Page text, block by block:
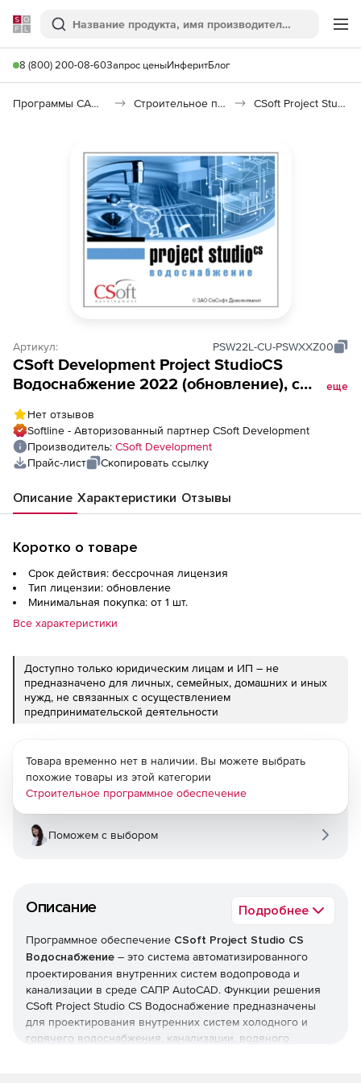
Softline
Поиск
8 (800) 200-08-60Запрос ценыИнферитБлог
Программы САПР и ГИС Строительное программное обеспечение CSoft Project Studio CS Водоснабжение
Артикул: PSW22L-CU-PSWXXZ00
CSoft Development Project StudioCS
Водоснабжение 2022 (обновление), с
локальная лицензия
еще
Нет отзывов
Softline - Авторизованный партнер CSoft Development
Производитель: CSoft Development
Прайс-лист
Скопировать ссылку
Описание Характеристики Отзывы
Коротко о товаре
Срок действия: бессрочная лицензия
Тип лицензии: обновление
Минимальная покупка: от 1 шт.
Все характеристики
Доступно только юридическим лицам и ИП – не
предназначено для личных, семейных, домашних и иных
нужд, не связанных с осуществлением
предпринимательской деятельности
Описание Подробнее
Программное обеспечение CSoft Project Studio CS
Водоснабжение – это система автоматизированного
проектирования внутренних систем водопровода и
канализации в среде САПР AutoCAD. Функции решения
CSoft Project Studio CS Водоснабжение предназначены
для проектирования внутренних систем холодного и
горячего водоснабжения, канализации, водяного
Товара временно нет в наличии. Вы можете выбрать
похожие товары из этой категории
Строительное программное обеспечение
Поможем с выбором